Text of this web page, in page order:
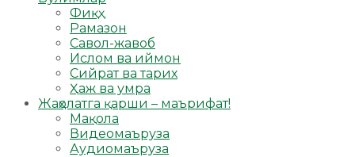
Фиқҳ
Рамазон
Савол-жавоб
Ислом ва иймон
Сийрат ва тарих
Ҳаж ва умра
Жаҳолатга қарши – маърифат!
Мақола
Видеомаъруза
Аудиомаъруза